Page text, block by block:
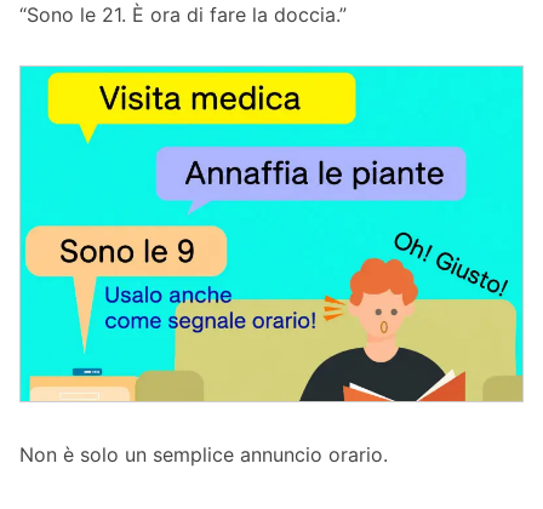
“Sono le 21. È ora di fare la doccia.”
Non è solo un semplice annuncio orario.